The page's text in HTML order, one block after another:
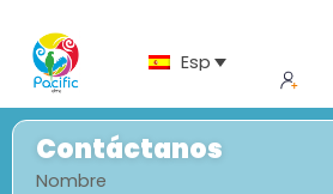
Español
Contáctanos
Nombre